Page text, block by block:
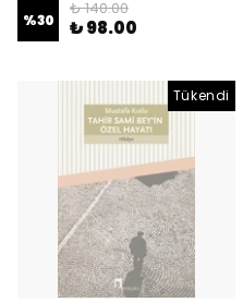
%30
₺ 140.00
₺ 98.00
Tükendi